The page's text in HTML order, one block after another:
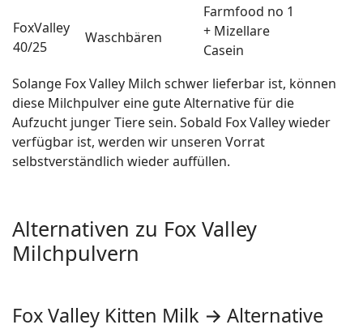
FoxValley
40/25
Waschbären
Farmfood no 1
+ Mizellare
Casein
Solange Fox Valley Milch schwer lieferbar ist, können
diese Milchpulver eine gute Alternative für die
Aufzucht junger Tiere sein. Sobald Fox Valley wieder
verfügbar ist, werden wir unseren Vorrat
selbstverständlich wieder auffüllen.
Alternativen zu Fox Valley
Milchpulvern
Fox Valley Kitten Milk → Alternative